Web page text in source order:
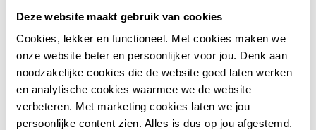
Deze website maakt gebruik van cookies
Cookies, lekker en functioneel. Met cookies maken we
onze website beter en persoonlijker voor jou. Denk aan
noodzakelijke cookies die de website goed laten werken
en analytische cookies waarmee we de website
verbeteren. Met marketing cookies laten we jou
persoonlijke content zien. Alles is dus op jou afgestemd.